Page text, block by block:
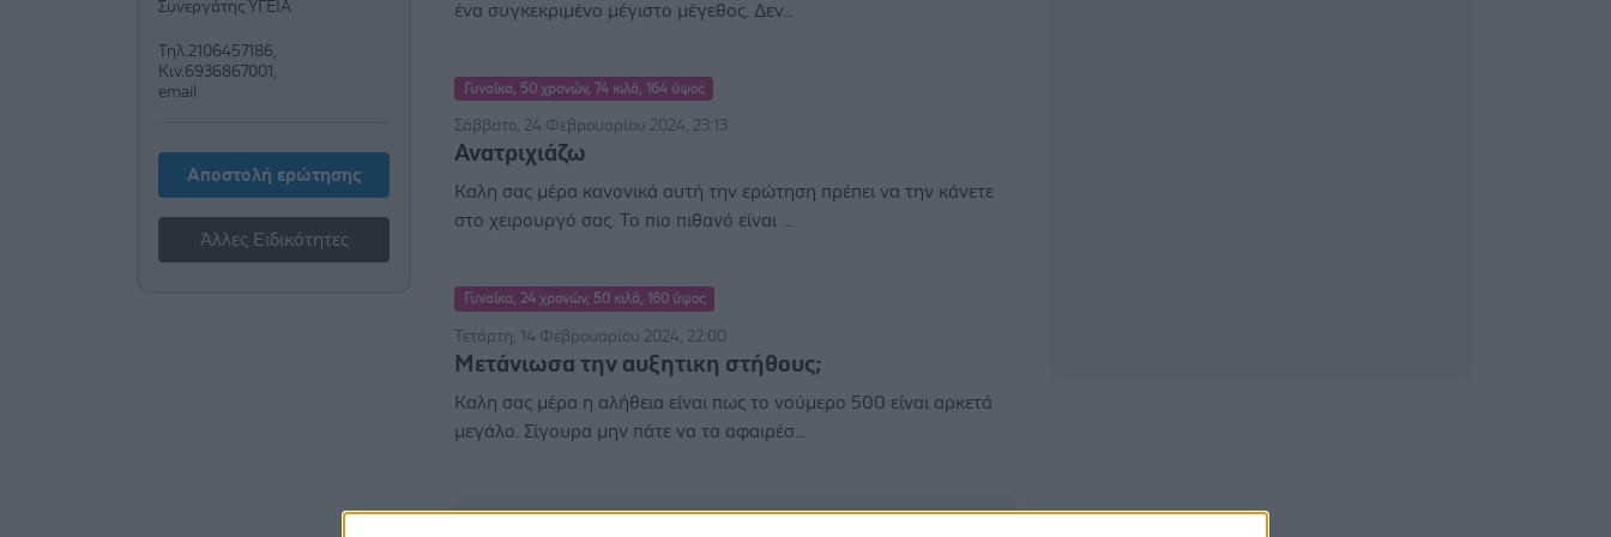
Συνεργάτης ΥΓΕΙΑ
Τηλ.2106457186,
Κιν.6936867001,
email
Αποστολή ερώτησης
Άλλες Ειδικότητες
ένα συγκεκριμένο μέγιστο μέγεθος. Δεν...
Γυναίκα, 50 χρονών, 74 κιλά, 164 ύψος
Σάββατο, 24 Φεβρουαρίου 2024, 23:13
Ανατριχιάζω
Καλη σας μέρα κανονικά αυτή την ερώτηση πρέπει να την κάνετε
στο χειρουργό σας. Το πιο πιθανό είναι ...
Γυναίκα, 24 χρονών, 50 κιλά, 160 ύψος
Τετάρτη, 14 Φεβρουαρίου 2024, 22:00
Μετάνιωσα την αυξητικη στήθους;
Καλη σας μέρα η αλήθεια είναι πως το νούμερο 500 είναι αρκετά
μεγάλο. Σίγουρα μην πάτε να τα αφαιρέσ...